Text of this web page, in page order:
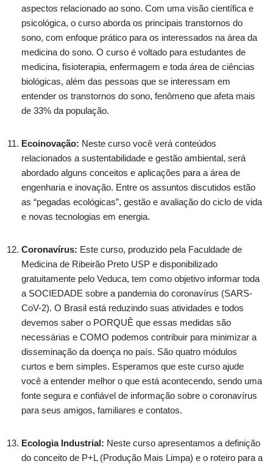
aspectos relacionado ao sono. Com uma visão científica e
psicológica, o curso aborda os principais transtornos do
sono, com enfoque prático para os interessados na área da
medicina do sono. O curso é voltado para estudantes de
medicina, fisioterapia, enfermagem e toda área de ciências
biológicas, além das pessoas que se interessam em
entender os transtornos do sono, fenômeno que afeta mais
de 33% da população.
Ecoinovação: Neste curso você verá conteúdos
relacionados a sustentabilidade e gestão ambiental, será
abordado alguns conceitos e aplicações para a área de
engenharia e inovação. Entre os assuntos discutidos estão
as “pegadas ecológicas”, gestão e avaliação do ciclo de vida
e novas tecnologias em energia.
Coronavírus: Este curso, produzido pela Faculdade de
Medicina de Ribeirão Preto USP e disponibilizado
gratuitamente pelo Veduca, tem como objetivo informar toda
a SOCIEDADE sobre a pandemia do coronavírus (SARS-
CoV-2). O Brasil está reduzindo suas atividades e todos
devemos saber o PORQUÊ que essas medidas são
necessárias e COMO podemos contribuir para minimizar a
disseminação da doença no país. São quatro módulos
curtos e bem simples. Esperamos que este curso ajude
você a entender melhor o que está acontecendo, sendo uma
fonte segura e confiável de informação sobre o coronavírus
para seus amigos, familiares e contatos.
Ecologia Industrial: Neste curso apresentamos a definição
do conceito de P+L (Produção Mais Limpa) e o roteiro para a